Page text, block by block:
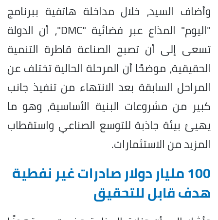
وأضاف السيد، خلال مداخلة هاتفية ببرنامج
"اليوم" المذاع عبر فضائية "DMC"، أن الدولة
تسعى إلى أن تصبح الصناعة قاطرة التنمية
الحقيقية، موضحًا أن المرحلة الحالية تختلف عن
المراحل السابقة بعد الانتهاء من تنفيذ جانب
كبير من مشروعات البنية الأساسية، وهو ما
يهيئ بيئة جاذبة للتوسع الصناعي واستقطاب
المزيد من الاستثمارات.
100 مليار دولار صادرات غير نفطية
هدف قابل للتحقيق